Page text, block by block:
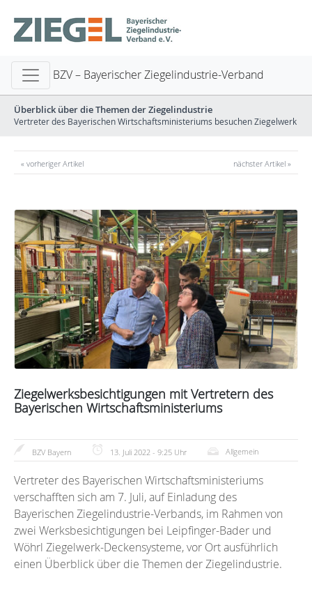
BZV – Bayerischer Ziegelindustrie-Verband
Überblick über die Themen der Ziegelindustrie
Vertreter des Bayerischen Wirtschaftsministeriums besuchen Ziegelwerk
« vorheriger Artikel nächster Artikel »
Ziegelwerksbesichtigungen mit Vertretern des
Bayerischen Wirtschaftsministeriums
BZV Bayern 13. Juli 2022 - 9:25 Uhr Allgemein
Vertreter des Bayerischen Wirtschaftsministeriums
verschafften sich am 7. Juli, auf Einladung des
Bayerischen Ziegelindustrie-Verbands, im Rahmen von
zwei Werksbesichtigungen bei Leipfinger-Bader und
Wöhrl Ziegelwerk-Deckensysteme, vor Ort ausführlich
einen Überblick über die Themen der Ziegelindustrie.